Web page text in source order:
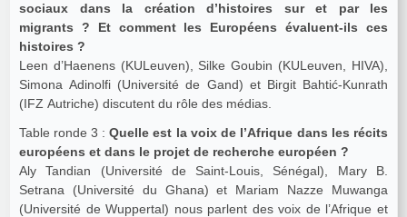
sociaux dans la création d’histoires sur et par les
migrants ? Et comment les Européens évaluent-ils ces
histoires ?
Leen d’Haenens (KULeuven), Silke Goubin (KULeuven, HIVA),
Simona Adinolfi (Université de Gand) et Birgit Bahtić-Kunrath
(IFZ Autriche) discutent du rôle des médias.
Table ronde 3 : Quelle est la voix de l’Afrique dans les récits
européens et dans le projet de recherche européen ?
Aly Tandian (Université de Saint-Louis, Sénégal), Mary B.
Setrana (Université du Ghana) et Mariam Nazze Muwanga
(Université de Wuppertal) nous parlent des voix de l’Afrique et